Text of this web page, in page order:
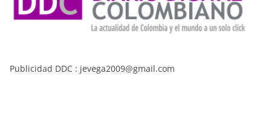
Publicidad DDC : jevega2009@gmail.com